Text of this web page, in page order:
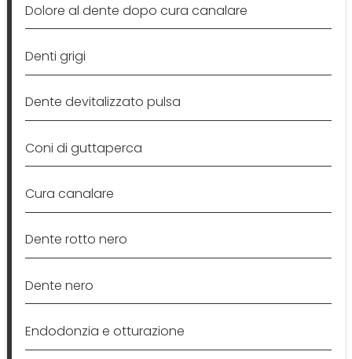
Dolore al dente dopo cura canalare
Denti grigi
Dente devitalizzato pulsa
Coni di guttaperca
Cura canalare
Dente rotto nero
Dente nero
Endodonzia e otturazione